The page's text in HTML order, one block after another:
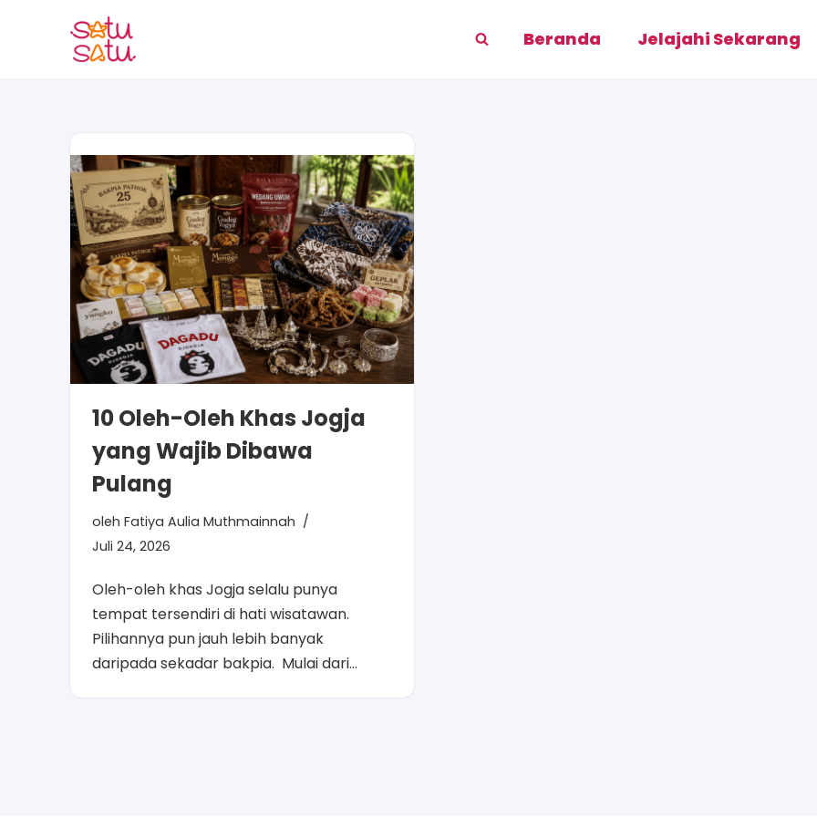
Beranda Jelajahi Sekarang
10 Oleh-Oleh Khas Jogja
yang Wajib Dibawa
Pulang
oleh Fatiya Aulia Muthmainnah
Juli 24, 2026
Oleh-oleh khas Jogja selalu punya
tempat tersendiri di hati wisatawan.
Pilihannya pun jauh lebih banyak
daripada sekadar bakpia. Mulai dari…